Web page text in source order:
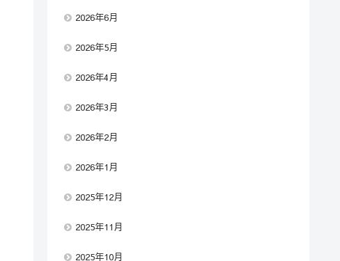
2026年6月
2026年5月
2026年4月
2026年3月
2026年2月
2026年1月
2025年12月
2025年11月
2025年10月